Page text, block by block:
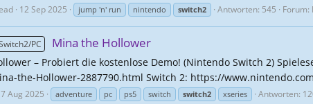
12 Sep 2025 jump 'n' run nintendo switch2 Antworten: 545 Forum:
PC Mina the Hollower
– Probiert die kostenlose Demo! (Nintendo Switch 2)
the-Hollower-2887790.html Switch 2: https://
7 Aug 2025 adventure pc ps5 switch switch2 xseries Antworten: